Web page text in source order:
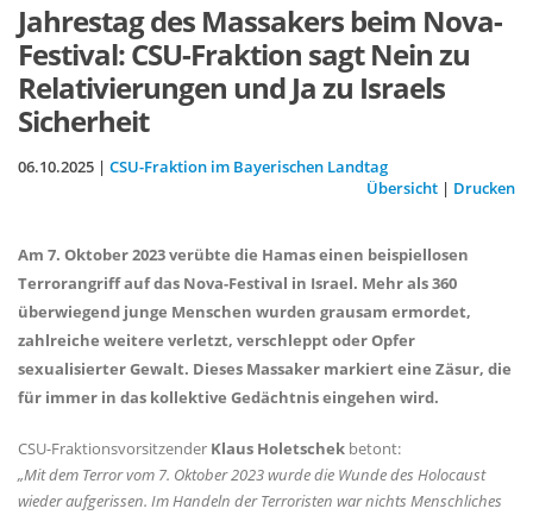
Jahrestag des Massakers beim Nova-
Festival: CSU-Fraktion sagt Nein zu
Relativierungen und Ja zu Israels
Sicherheit
06.10.2025 | CSU-Fraktion im Bayerischen Landtag
Übersicht | Drucken
Am 7. Oktober 2023 verübte die Hamas einen beispiellosen
Terrorangriff auf das Nova-Festival in Israel. Mehr als 360
überwiegend junge Menschen wurden grausam ermordet,
zahlreiche weitere verletzt, verschleppt oder Opfer
sexualisierter Gewalt. Dieses Massaker markiert eine Zäsur, die
für immer in das kollektive Gedächtnis eingehen wird.
CSU-Fraktionsvorsitzender Klaus Holetschek betont:
Mit dem Terror vom 7. Oktober 2023 wurde die Wunde des Holocaust
wieder aufgerissen. Im Handeln der Terroristen war nichts Menschliches